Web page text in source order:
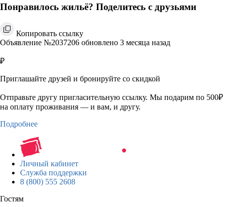
Понравилось жильё? Поделитесь с друзьями
Копировать ссылку
Объявление №2037206 обновлено 3 месяца назад
₽
Приглашайте друзей и бронируйте со скидкой
Отправьте другу пригласительную ссылку. Мы подарим по 500₽
на оплату проживания — и вам, и другу.
Подробнее
Личный кабинет
Служба поддержки
8 (800) 555 2608
Гостям